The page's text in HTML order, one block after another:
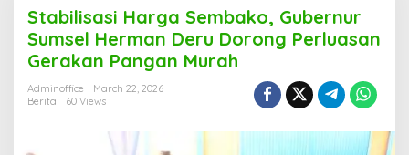
a
b
l
s
Stabilisasi Harga Sembako, Gubernur
Sumsel Herman Deru Dorong Perluasan
Gerakan Pangan Murah
Adminoffice
March 22, 2026
Berita
60 Views